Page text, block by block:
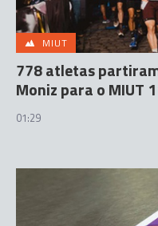
MIUT
778 atletas
Moniz para o MIUT
01:29